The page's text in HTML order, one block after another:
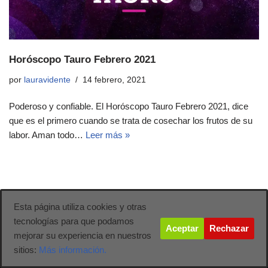
Horóscopo Tauro Febrero 2021
por lauravidente 14 febrero, 2021
Poderoso y confiable. El Horóscopo Tauro Febrero 2021, dice
que es el primero cuando se trata de cosechar los frutos de su
labor. Aman todo… Leer más »
Neve| Funciona gracias a
Esta página utiliza cookies y otras
tecnologías para que podamos
mejorar su experiencia en nuestros
sitios: Más información.
Aceptar Rechazar